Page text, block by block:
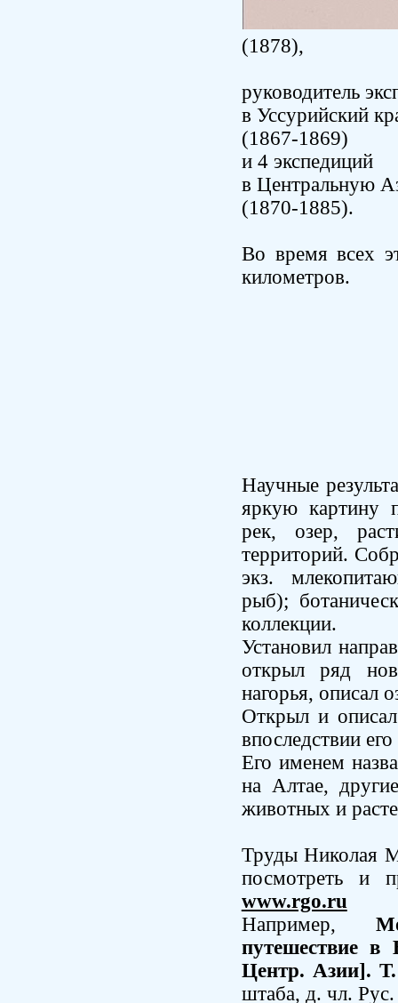
(1878),
руководитель
в Уссурийский
(1867-1869)
и 4 экспедиций
в Центральную
(1870-1885).
Во время всех
километров.
Научные
яркую картину
рек, озер,
территорий.
экз.
рыб);
коллекции.
Установил
открыл ряд
нагорья, описал
Открыл и
впоследствии
Его именем
на Алтае,
животных и
Труды Николая
посмотреть и
www.rgo.ru
Например,
путешествие в
Центр. Азии].
штаба, д. чл. Рус.